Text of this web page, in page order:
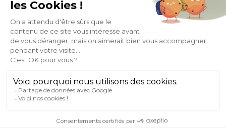
SOCIAL NETWORK
© 2007-2026 Miliboo